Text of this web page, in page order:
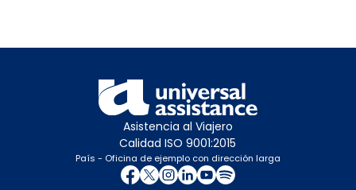
Asistencia al Viajero
Calidad ISO 9001:2015
País - Oficina de ejemplo con dirección larga